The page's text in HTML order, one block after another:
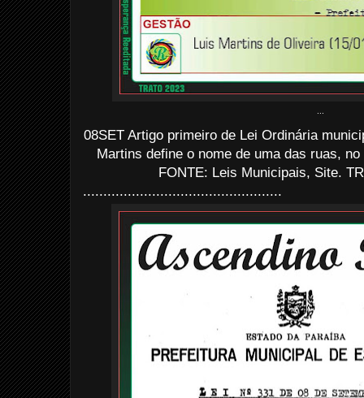
08SET Artigo primeiro de Lei Ordinária
Martins define o nome de uma das ruas,
FONTE: Leis Municipais, Site.
.................................................